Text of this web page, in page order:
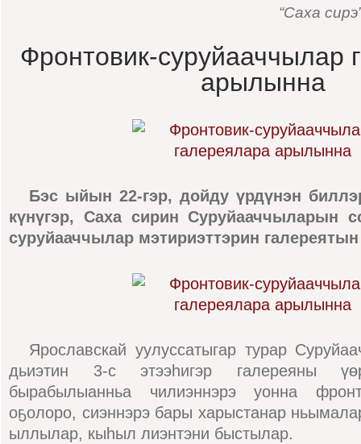
“Саха
Фронтовик-суруйааччылар
арылынна
Бэс ыйын 22-гэр, дойду үрдүнэн
күнүгэр, Саха сирин Суруйааччыларын
суруйааччылар мэтириэттэрин
Ярославскай уулуссатыгар турар
дьиэтин 3-с этээһигэр галереяны
бырабылыанньа чилиэннэрэ уонна
оҕолоро, сиэннэрэ бары харыстанар
ыллылар, кыһыл лиэнтэни быстылар.